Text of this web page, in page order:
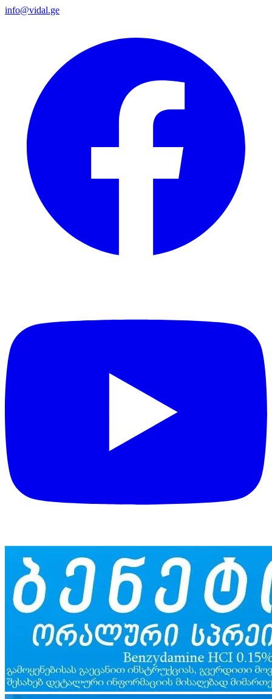
info@vidal.ge